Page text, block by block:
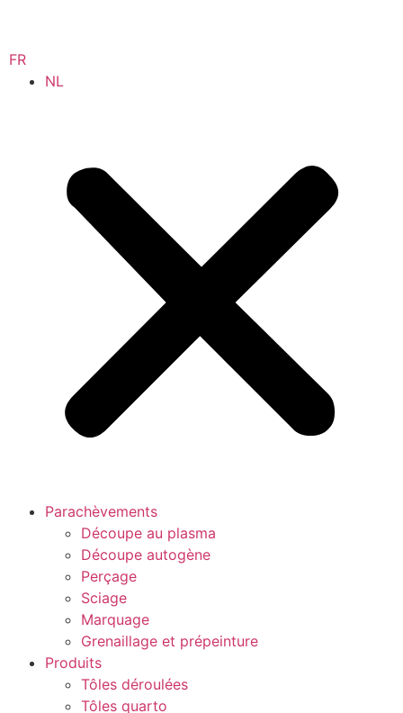
FR
NL
Parachèvements
Découpe au plasma
Découpe autogène
Perçage
Sciage
Marquage
Grenaillage et prépeinture
Produits
Tôles déroulées
Tôles quarto